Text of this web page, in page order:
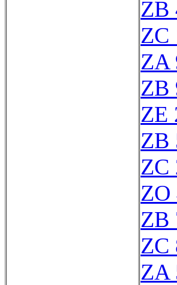
ZB
ZC
ZA
ZB
ZE
ZB
ZC
ZO
ZB
ZC
ZA